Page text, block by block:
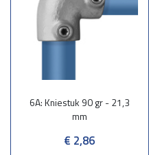
6A: Kniestuk 90 gr - 21,3
mm
€ 2,86